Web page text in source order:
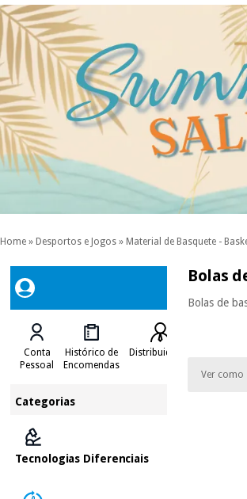
Home » Desportos e Jogos » Material de Basquete -
Conta
Pessoal
Histórico de
Encomendas
Distribuidores
Categorias
Tecnologias Diferenciais
Bolas
Bolas de
Ver como